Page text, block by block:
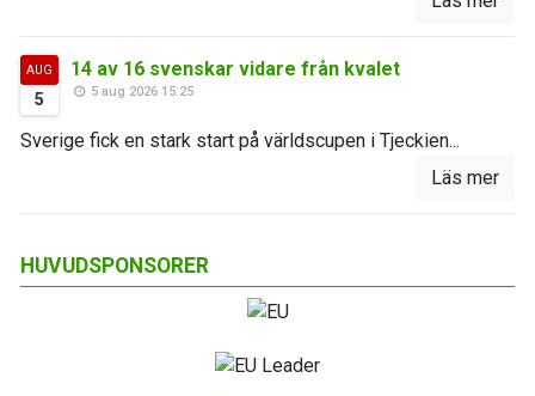
AUG
5
14 av 16 svenskar vidare från kvalet
5 aug 2026 15:25
Sverige fick en stark start på världscupen i Tjeckien...
Läs mer
HUVUDSPONSORER